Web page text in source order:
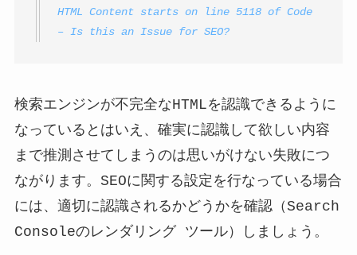
HTML Content starts on line 5118 of Code
– Is this an Issue for SEO?
検索エンジンが不完全なHTMLを認識できるように
なっているとはいえ、確実に認識して欲しい内容
まで推測させてしまうのは思いがけない失敗につ
ながります。SEOに関する設定を行なっている場合
には、適切に認識されるかどうかを確認（Search
Consoleのレンダリング ツール）しましょう。